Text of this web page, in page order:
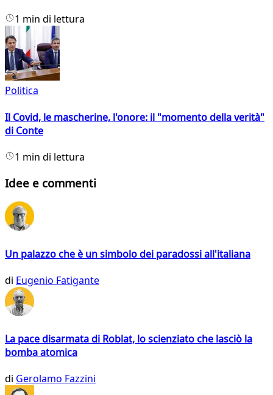
1 min di lettura
Politica
Il Covid, le mascherine, l'onore: il "momento della verità"
di Conte
1 min di lettura
Idee e commenti
Un palazzo che è un simbolo dei paradossi all'italiana
di Eugenio Fatigante
La pace disarmata di Roblat, lo scienziato che lasciò la
bomba atomica
di Gerolamo Fazzini